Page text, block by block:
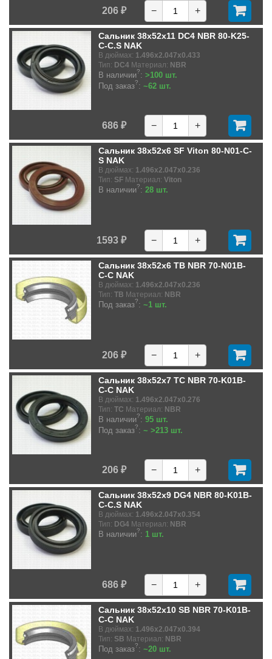
206 ₽ − +
Сальник 38x52x11 DC4 NBR 80-K25-
C-C.S NAK
В дюймах: 1.496x2.047x0.433
Тип: DC4 Материал: NBR
В наличии?: >100 шт.
Под заказ?: ~62 шт.
686 ₽ − +
Сальник 38x52x6 SF Viton 80-N01-C-
S NAK
В дюймах: 1.496x2.047x0.236
Тип: SF Материал: Viton
В наличии?: 28 шт.
1593 ₽ − +
Сальник 38x52x6 TB NBR 70-N01B-
C-C NAK
В дюймах: 1.496x2.047x0.236
Тип: TB Материал: NBR
Под заказ?: ~1 шт.
206 ₽ − +
Сальник 38x52x7 TC NBR 70-K01B-
C-C NAK
В дюймах: 1.496x2.047x0.276
Тип: TC Материал: NBR
В наличии?: 95 шт.
Под заказ?: ~ >213 шт.
206 ₽ − +
Сальник 38x52x9 DG4 NBR 80-K01B-
C-C.S NAK
В дюймах: 1.496x2.047x0.354
Тип: DG4 Материал: NBR
В наличии?: 1 шт.
686 ₽ − +
Сальник 38x52x10 SB NBR 70-K01B-
C-C NAK
В дюймах: 1.496x2.047x0.394
Тип: SB Материал: NBR
Под заказ?: ~20 шт.